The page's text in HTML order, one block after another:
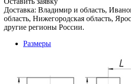
Доставка: Владимир и область,
область, Нижегородская область,
другие регионы России.
Размеры